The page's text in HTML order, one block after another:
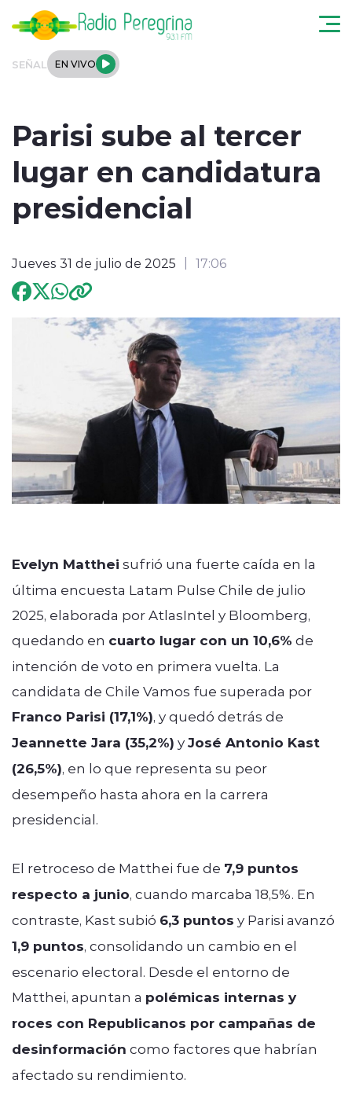
SEÑAL EN VIVO
Tendencias
Internacional
Deportes
Entrevistas
Programación
modo claro
Parisi sube al tercer
lugar en candidatura
presidencial
Jueves 31 de julio de 2025 17:06
Evelyn Matthei sufrió una fuerte caída en la
última encuesta Latam Pulse Chile de julio
2025, elaborada por AtlasIntel y Bloomberg,
quedando en cuarto lugar con un 10,6% de
intención de voto en primera vuelta. La
candidata de Chile Vamos fue superada por
Franco Parisi (17,1%), y quedó detrás de
Jeannette Jara (35,2%) yJosé Antonio Kast
(26,5%), en lo que representa su peor
desempeño hasta ahora en la carrera
presidencial.
El retroceso de Matthei fue de 7,9 puntos
respecto a junio, cuando marcaba 18,5%. En
contraste, Kast subió 6,3 puntos y Parisi avanzó
1,9 puntos, consolidando un cambio en el
escenario electoral. Desde el entorno de
Matthei, apuntan a polémicas internas y
roces con Republicanos por campañas de
desinformación como factores que habrían
afectado su rendimiento.